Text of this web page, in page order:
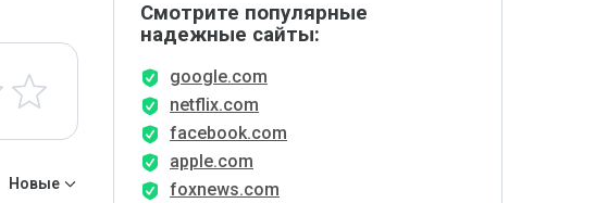
Новые
Смотрите популярные
надежные сайты:
google.com
netflix.com
facebook.com
apple.com
foxnews.com